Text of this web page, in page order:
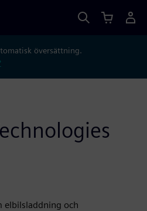
översättning.
elbilsladdning och